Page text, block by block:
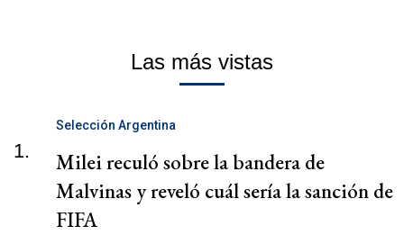
Las más vistas
1.
Selección Argentina
Milei reculó sobre la bandera de
Malvinas y reveló cuál sería la sanción de
FIFA